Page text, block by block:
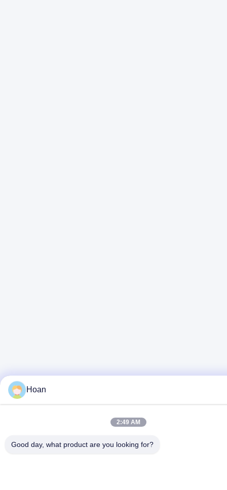
Hoan
2:49 AM
Good day, what product are you looking for?